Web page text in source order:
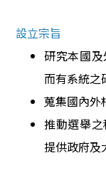
設立宗旨
研究本國
而有系統之
蒐集國內外
推動選舉
提供政府及